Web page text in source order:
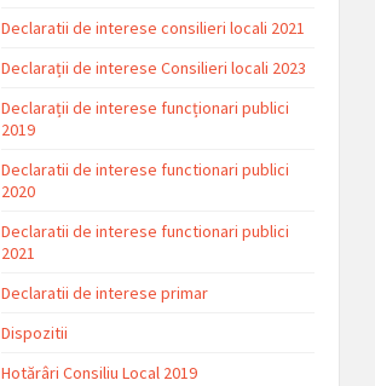
Declaratii de interese consilieri locali 2021
Declarații de interese Consilieri locali 2023
Declarații de interese funcționari publici
2019
Declaratii de interese functionari publici
2020
Declaratii de interese functionari publici
2021
Declaratii de interese primar
Dispozitii
Hotărâri Consiliu Local 2019